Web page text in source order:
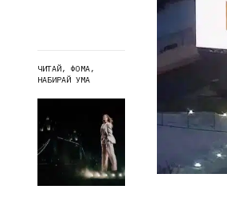
ЧИТАЙ, ФОМА,
НАБИРАЙ УМА